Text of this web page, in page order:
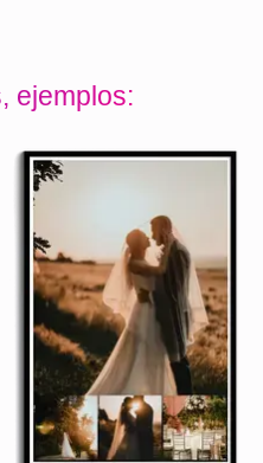
ejemplos: